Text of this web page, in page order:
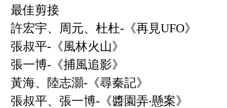
最佳剪接
許宏宇、周元、杜杜-《再見UFO》
張叔平-《風林火山》
張一博-《捕風追影》
黃海、陸志灝-《尋秦記》
張叔平、張一博-《醬園弄‧懸案》